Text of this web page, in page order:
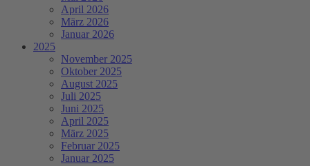
April 2026
März 2026
Januar 2026
2025
November 2025
Oktober 2025
August 2025
Juli 2025
Juni 2025
April 2025
März 2025
Februar 2025
Januar 2025